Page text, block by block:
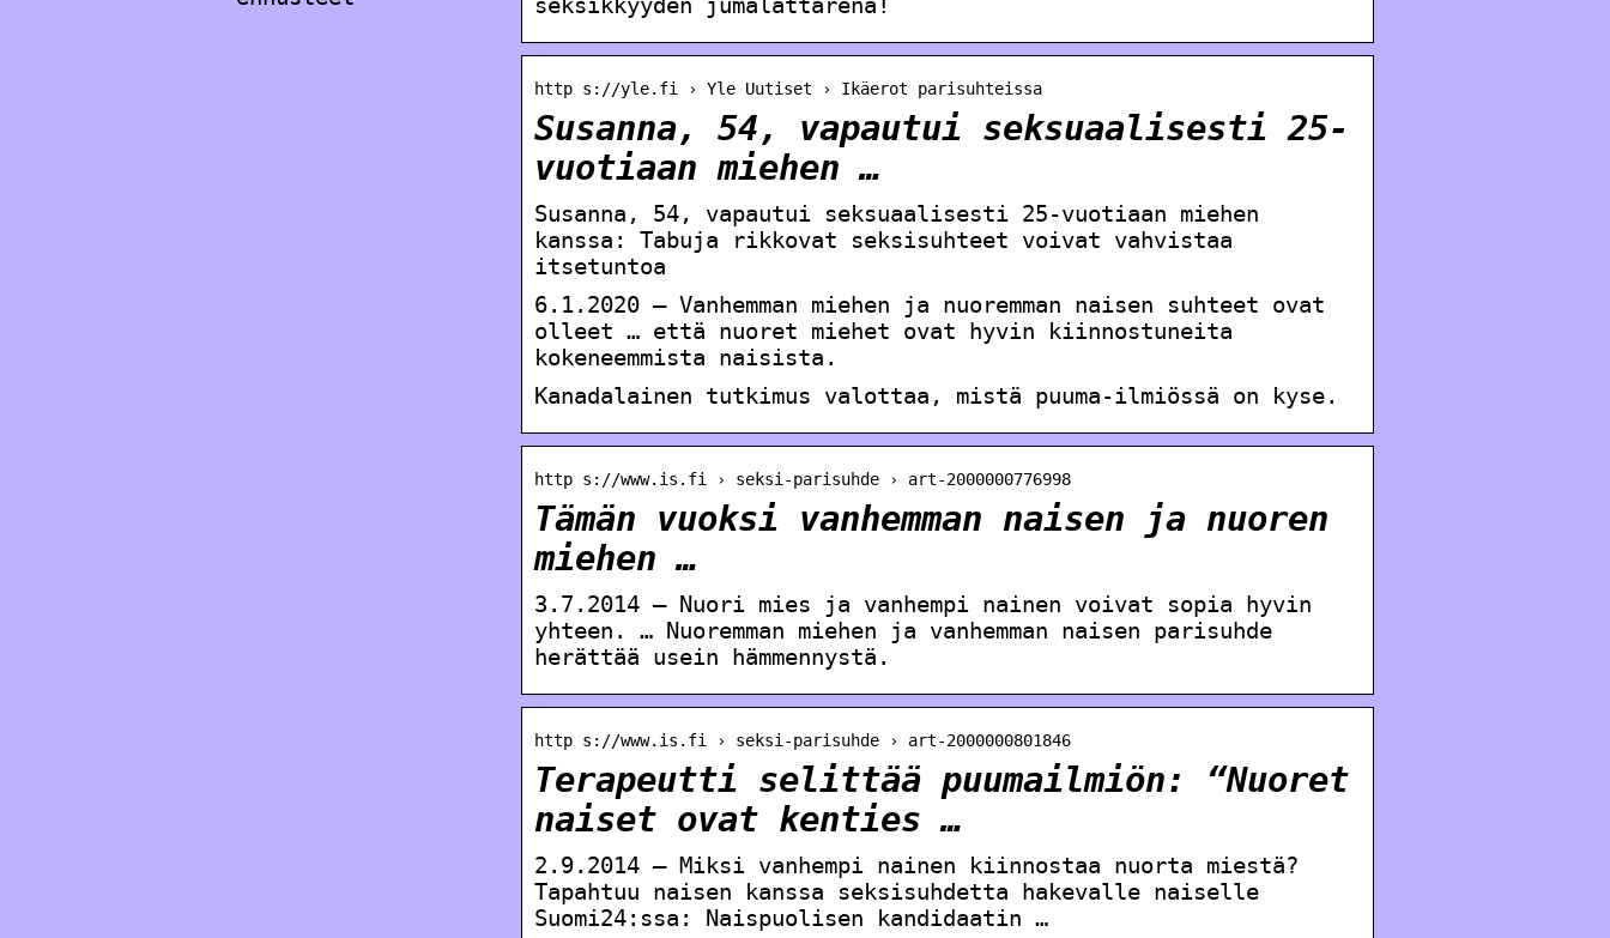
http s://yle.fi › Yle Uutiset › Ikäerot parisuhteissa
Susanna, 54, vapautui seksuaalisesti 25-
vuotiaan miehen …
Susanna, 54, vapautui seksuaalisesti 25-vuotiaan miehen
kanssa: Tabuja rikkovat seksisuhteet voivat vahvistaa
itsetuntoa
6.1.2020 — Vanhemman miehen ja nuoremman naisen suhteet ovat
olleet … että nuoret miehet ovat hyvin kiinnostuneita
kokeneemmista naisista.
Kanadalainen tutkimus valottaa, mistä puuma-ilmiössä on kyse.
http s://www.is.fi › seksi-parisuhde › art-2000000776998
Tämän vuoksi vanhemman naisen ja nuoren
miehen …
3.7.2014 — Nuori mies ja vanhempi nainen voivat sopia hyvin
yhteen. … Nuoremman miehen ja vanhemman naisen parisuhde
herättää usein hämmennystä.
http s://www.is.fi › seksi-parisuhde › art-2000000801846
Terapeutti selittää puumailmiön: “Nuoret
naiset ovat kenties …
2.9.2014 — Miksi vanhempi nainen kiinnostaa nuorta miestä?
Tapahtuu naisen kanssa seksisuhdetta hakevalle naiselle
Suomi24:ssa: Naispuolisen kandidaatin …